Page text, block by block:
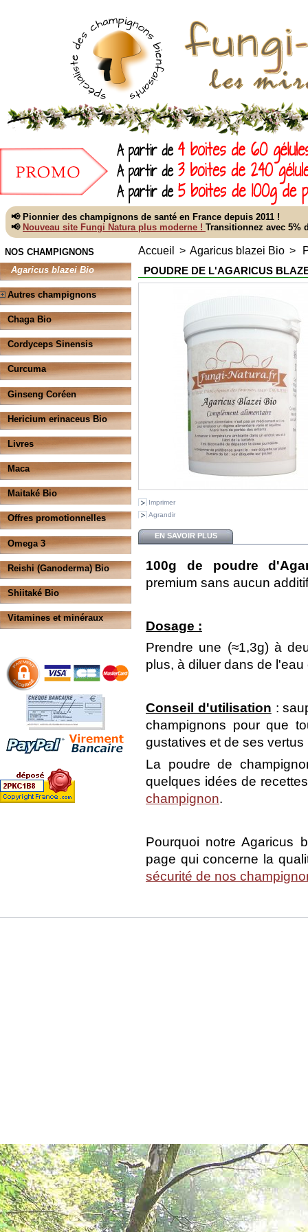
📢 Pionnier des champignons de santé en France depuis 2011 !
📢 Nouveau site Fungi Natura plus moderne ! Transitionnez avec 5%
NOS CHAMPIGNONS
Agaricus blazei Bio
Autres champignons
Chaga Bio
Cordyceps Sinensis
Curcuma
Ginseng Coréen
Hericium erinaceus Bio
Livres
Maca
Maitaké Bio
Offres promotionnelles
Omega 3
Reishi (Ganoderma) Bio
Shiitaké Bio
Vitamines et minéraux
Accueil > Agaricus blazei Bio >
POUDRE DE L'AGARICUS
Imprimer
Agrandir
EN SAVOIR PLUS
100g de poudre
premium sans aucun
Dosage :
Prendre une (≈1,3g) à
plus, à diluer dans de
Conseil d'utilisation :
champignons pour que
gustatives et de ses vertus
La poudre de
quelques idées de
champignon.
Pourquoi notre Agaricus
page qui concerne la
sécurité de nos